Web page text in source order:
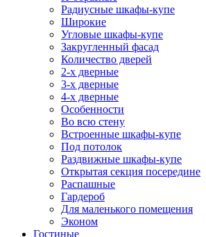
Радиусные шкафы-купе
Широкие
Угловые шкафы-купе
Закругленный фасад
Количество дверей
2-х дверные
3-х дверные
4-х дверные
Особенности
Во всю стену
Встроенные шкафы-купе
Под потолок
Раздвижные шкафы-купе
Открытая секция посередине
Распашные
Гардероб
Для маленького помещения
Эконом
Гостиные